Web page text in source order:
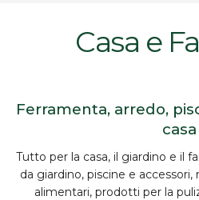
Casa e
Ferramenta, arredo,
casa
Tutto per la casa, il giardino e il
da giardino, piscine e
alimentari, prodotti per la